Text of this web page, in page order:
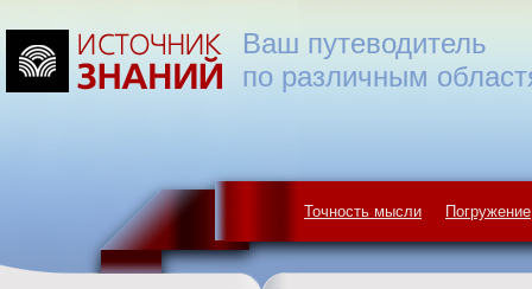
Точность мысли Погружение
Ваш путеводитель
по различным